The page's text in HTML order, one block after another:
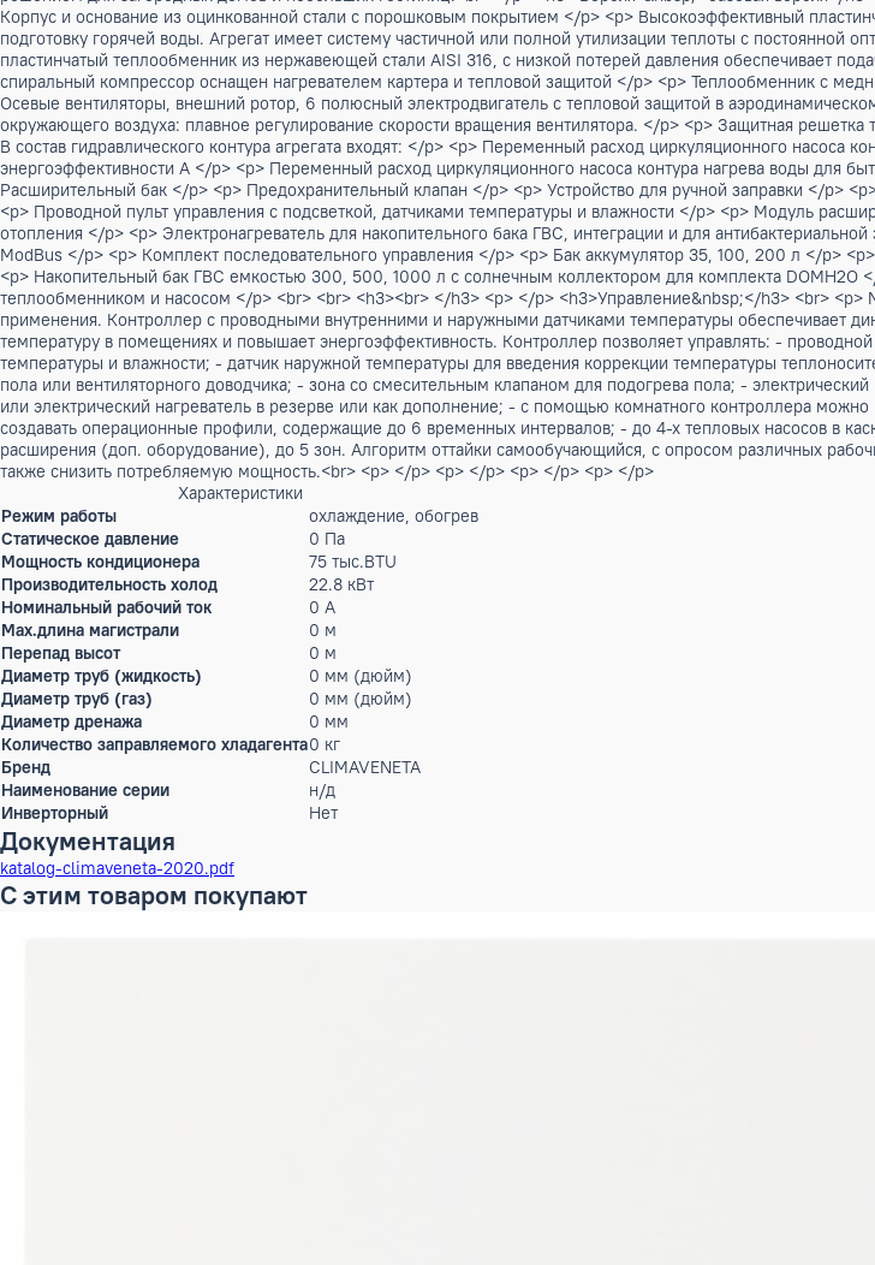
Бренд:CLIMAVENETA
Артикул: Arhiv-00221
Цена по запросу
Нет в наличии
Описание
<h2>Реверсивный тепловой насос с воздушным охлаждением конденсатора, полная
для круглогодичной работы в любом режиме: простой цикл (охлаждение, нагрев, подготовка
энергоэффективность достигается в летний период, при этом осуществляется подготовка
нагнетания, при этом температура воды для ГВС достигает +65⁰С. Система управления,
коэффициента энергоэффективности. Эти преимущества, в сочетании с возможностью отказа от
решением для загородных домов и небольших гостиниц.<br> </p> <h3> Версия-&nbsp;- базовая
Корпус и основание из оцинкованной стали с порошковым покрытием </p> <p>
подготовку горячей воды. Агрегат имеет систему частичной или полной утилизации теплоты
пластинчатый теплообменник из нержавеющей стали AISI 316, с низкой потерей давления
спиральный компрессор оснащен нагревателем картера и тепловой защитой </p> <p>
Осевые вентиляторы, внешний ротор, 6 полюсный электродвигатель с тепловой защитой в
окружающего воздуха: плавное регулирование скорости вращения вентилятора. </p> <p>
В состав гидравлического контура агрегата входят: </p> <p> Переменный расход
энергоэффективности А </p> <p> Переменный расход циркуляционного насоса контура
Расширительный бак </p> <p> Предохранительный клапан </p> <p> Устройство для ручной
<p> Проводной пульт управления с подсветкой, датчиками температуры и влажности </p> <p>
отопления </p> <p> Электронагреватель для накопительного бака ГВС, интеграции и для
ModBus </p> <p> Комплект последовательного управления </p> <p> Бак аккумулятор 35,
<p> Накопительный бак ГВС емкостью 300, 500, 1000 л с солнечным коллектором для
теплообменником и насосом </p> <br> <br> <h3><br> </h3> <p> </p> <h3>Управление&nbsp;</
применения. Контроллер с проводными внутренними и наружными датчиками температуры
температуру в помещениях и повышает энергоэффективность. Контроллер позволяет
температуры и влажности; - датчик наружной температуры для введения коррекции
пола или вентиляторного доводчика; - зона со смесительным клапаном для подогрева пола; -
или электрический нагреватель в резерве или как дополнение; - с помощью комнатного
создавать операционные профили, содержащие до 6 временных интервалов; - до 4-х тепловых
расширения (доп. оборудование), до 5 зон. Алгоритм оттайки самообучающийся, с опросом
также снизить потребляемую мощность.<br> <p> </p> <p> </p> <p> </p> <p> </p>
Характеристики
Режим работы
Статическое давление
Мощность кондиционера